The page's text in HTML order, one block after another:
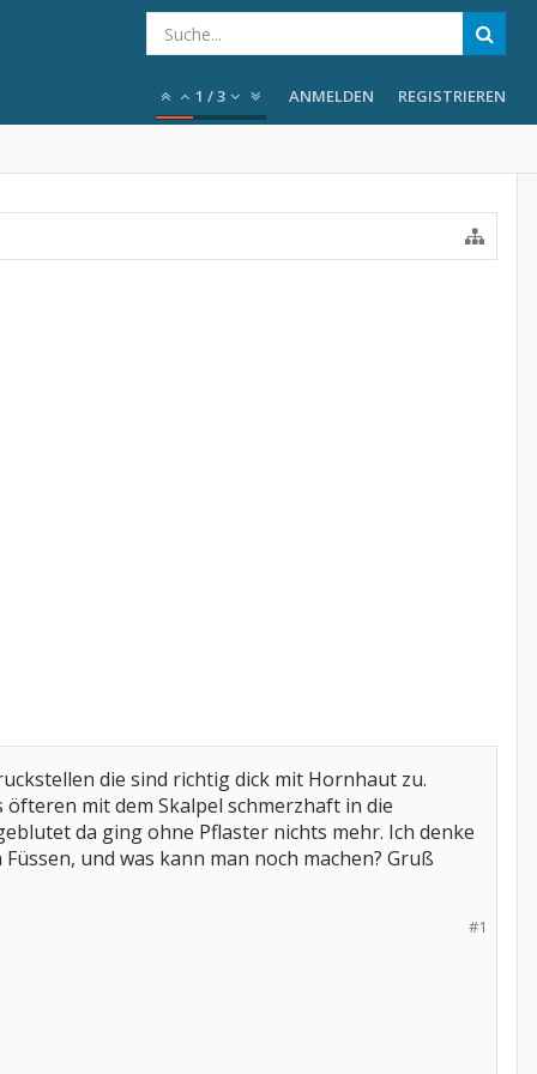
1 /3 ANMELDEN REGISTRIEREN
die sind richtig dick mit Hornhaut zu.
öfteren mit dem Skalpel schmerzhaft in die
da ging ohne Pflaster nichts mehr. Ich denke
und was kann man noch machen? Gruß
#1